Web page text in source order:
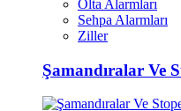
Olta Alarmları
Sehpa Alarmları
Ziller
Şamandıralar Ve